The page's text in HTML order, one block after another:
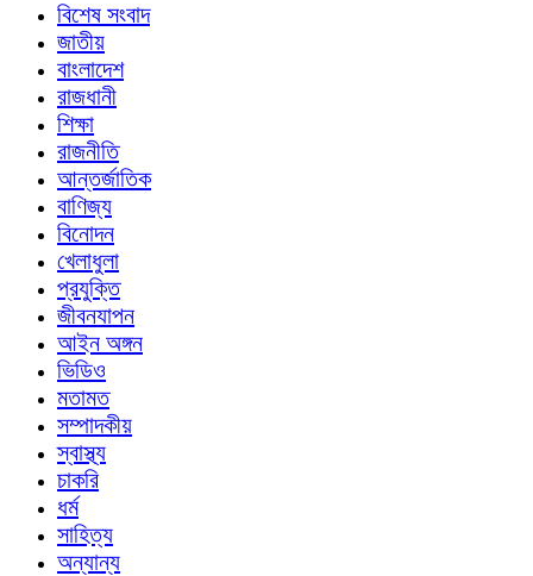
বিশেষ সংবাদ
জাতীয়
বাংলাদেশ
রাজধানী
শিক্ষা
রাজনীতি
আন্তর্জাতিক
বাণিজ্য
বিনোদন
খেলাধুলা
প্রযুক্তি
জীবনযাপন
আইন অঙ্গন
ভিডিও
মতামত
সম্পাদকীয়
স্বাস্থ্য
চাকরি
ধর্ম
সাহিত্য
অন্যান্য